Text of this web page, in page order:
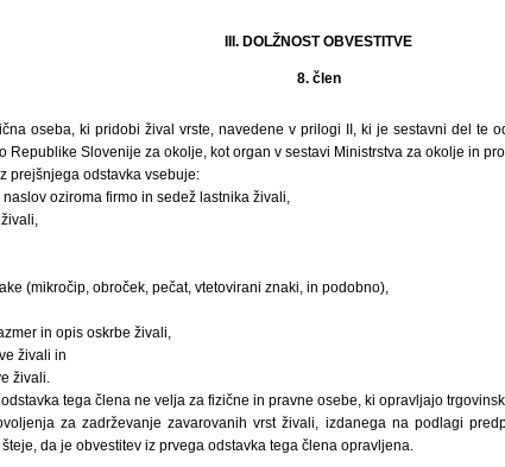
III. DOLŽNOST OBVESTITVE
8. člen
oseba, ki pridobi žival vrste, navedene v prilogi II, ki je sestavni del te
Republike Slovenije za okolje, kot organ v sestavi Ministrstva za okolje in
prejšnjega odstavka vsebuje:
oziroma firmo in sedež lastnika živali,
(mikročip, obroček, pečat, vtetovirani znaki, in podobno),
in opis oskrbe živali,
živali in
živali.
tega člena ne velja za fizične in pravne osebe, ki opravljajo
za zadrževanje zavarovanih vrst živali, izdanega na podlagi
da je obvestitev iz prvega odstavka tega člena opravljena.